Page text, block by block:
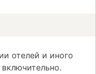
отелей и иного